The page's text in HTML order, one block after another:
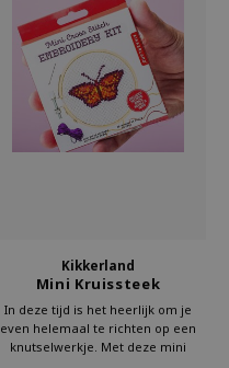
Kikkerland
Mini Kruissteek
Borduursetje Vlinder
In deze tijd is het heerlijk om je
even helemaal te richten op een
knutselwerkje. Met deze mini